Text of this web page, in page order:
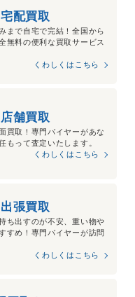
宅配買取
まで自宅で完結！全国から
無料の便利な買取サービス
くわしくはこちら
店舗買取
買取！専門バイヤーがあな
もって査定いたします。
くわしくはこちら
出張買取
ち出すのが不安、重い物や
すめ！専門バイヤーが訪問
くわしくはこちら